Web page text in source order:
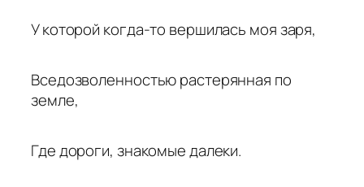
У которой когда-то вершилась моя заря,
Вседозволенностью растерянная по
земле,
Где дороги, знакомые далеки.